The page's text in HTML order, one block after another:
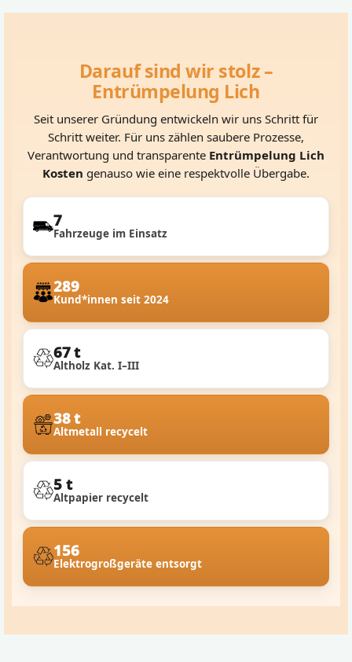
Darauf sind wir stolz –
Entrümpelung Lich
Seit unserer Gründung entwickeln wir uns Schritt für
Schritt weiter. Für uns zählen saubere Prozesse,
Verantwortung und transparente Entrümpelung Lich
Kosten genauso wie eine respektvolle Übergabe.
7
Fahrzeuge im Einsatz
289
Kund*innen seit 2024
67 t
Altholz Kat. I–III
38 t
Altmetall recycelt
5 t
Altpapier recycelt
156
Elektrogroßgeräte entsorgt